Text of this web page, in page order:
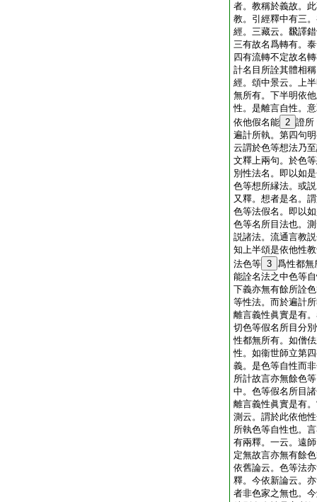
者。教稱於義故。
教。引經釋中有三
經。三藏云。飜譯
三有故名爲轉有。
四有流轉不定故名
計名目所詮其體相
經。頌中景云。上
無所有。下半明依
性。是離言自性。
依他假名能 2 證所
遍計所執。第四句
云謂於色等想法乃
文釋上兩句。於色
別性法名。即以如
色等想所縁法。或
又釋。想者是名。
色等法假名。即以
色等名所目法也。
説諸法。流通言教
知上半頌是依他性
法色等 3 爲性都無
能詮名法之中色等
下義亦無有餘所詮
等性法。而於遍計
離言義性眞實是有
切色等假名所目分
性都無所有。如僧
性。如衞世師立第
義。是色等自性而
所計故言亦無餘色
中。色等假名所目
離言義性眞實是有
測云。謂於此依他
所執色等自性也。
有兩釋。一云。遠
定無故言亦無有餘
依舊論云。色等法
釋。今依新論云。
者非色家之無也。